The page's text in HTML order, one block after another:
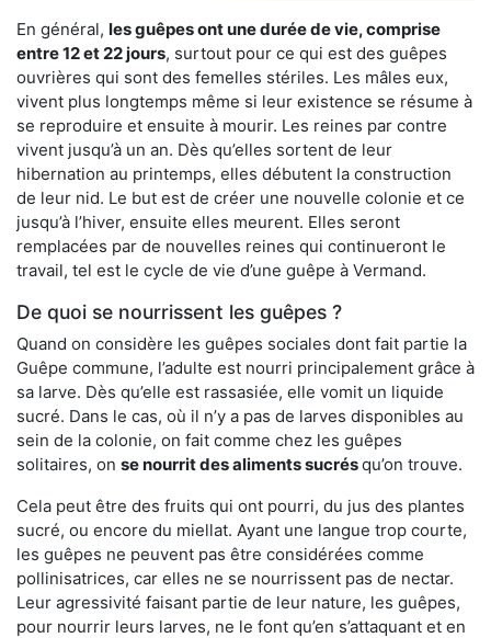
En général, les guêpes ont une durée de vie, comprise
entre 12 et 22 jours, surtout pour ce qui est des guêpes
ouvrières qui sont des femelles stériles. Les mâles eux,
vivent plus longtemps même si leur existence se résume à
se reproduire et ensuite à mourir. Les reines par contre
vivent jusqu’à un an. Dès qu’elles sortent de leur
hibernation au printemps, elles débutent la construction
de leur nid. Le but est de créer une nouvelle colonie et ce
jusqu’à l’hiver, ensuite elles meurent. Elles seront
remplacées par de nouvelles reines qui continueront le
travail, tel est le cycle de vie d’une guêpe à Vermand.
De quoi se nourrissent les guêpes ?
Quand on considère les guêpes sociales dont fait partie la
Guêpe commune, l’adulte est nourri principalement grâce à
sa larve. Dès qu’elle est rassasiée, elle vomit un liquide
sucré. Dans le cas, où il n’y a pas de larves disponibles au
sein de la colonie, on fait comme chez les guêpes
solitaires, on se nourrit des aliments sucrésqu’on trouve.
Cela peut être des fruits qui ont pourri, du jus des plantes
sucré, ou encore du miellat. Ayant une langue trop courte,
les guêpes ne peuvent pas être considérées comme
pollinisatrices, car elles ne se nourrissent pas de nectar.
Leur agressivité faisant partie de leur nature, les guêpes,
pour nourrir leurs larves, ne le font qu’en s’attaquant et en